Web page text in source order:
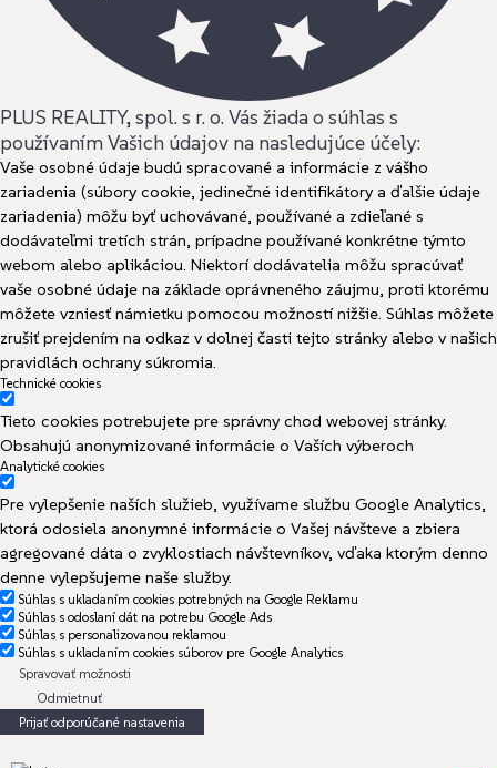
PLUS REALITY, spol. s r. o. Vás žiada o súhlas s
používaním Vašich údajov na nasledujúce účely:
Vaše osobné údaje budú spracované a informácie z vášho
zariadenia (súbory cookie, jedinečné identifikátory a ďalšie údaje
zariadenia) môžu byť uchovávané, používané a zdieľané s
dodávateľmi tretích strán, prípadne používané konkrétne týmto
webom alebo aplikáciou. Niektorí dodávatelia môžu spracúvať
vaše osobné údaje na základe oprávneného záujmu, proti ktorému
môžete vzniesť námietku pomocou možností nižšie. Súhlas môžete
zrušiť prejdením na odkaz v dolnej časti tejto stránky alebo v našich
pravidlách ochrany súkromia.
Technické cookies
Tieto cookies potrebujete pre správny chod webovej stránky.
Obsahujú anonymizované informácie o Vaších výberoch
Analytické cookies
Pre vylepšenie naších služieb, využívame službu Google Analytics,
ktorá odosiela anonymné informácie o Vašej návšteve a zbiera
agregované dáta o zvyklostiach návštevníkov, vďaka ktorým denno
denne vylepšujeme naše služby.
Súhlas s ukladaním cookies potrebných na Google Reklamu
Súhlas s odoslaní dát na potrebu Google Ads
Súhlas s personalizovanou reklamou
Súhlas s ukladaním cookies súborov pre Google Analytics
Spravovať možnosti
Odmietnuť
Prijať odporúčané nastavenia